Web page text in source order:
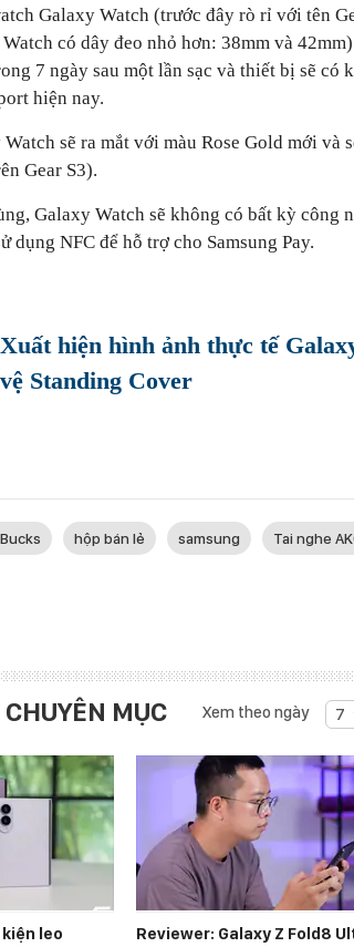
Galaxy Watch (trước đây rò rỉ với tên
có dây đeo nhỏ hơn: 38mm và
7 ngày sau một lần sạc và thiết bị sẽ
hiện nay.
sẽ ra mắt với màu Rose Gold mới và
Gear S3).
Galaxy Watch sẽ không có bất kỳ công
dụng NFC để hỗ trợ cho Samsung Pay.
Xuất hiện hình ảnh thực tế
vệ Standing Cover
hộp bán lẻ samsung Tai nghe
MỤC Xem theo ngày 7
leo Reviewer: Galaxy Z Fold8